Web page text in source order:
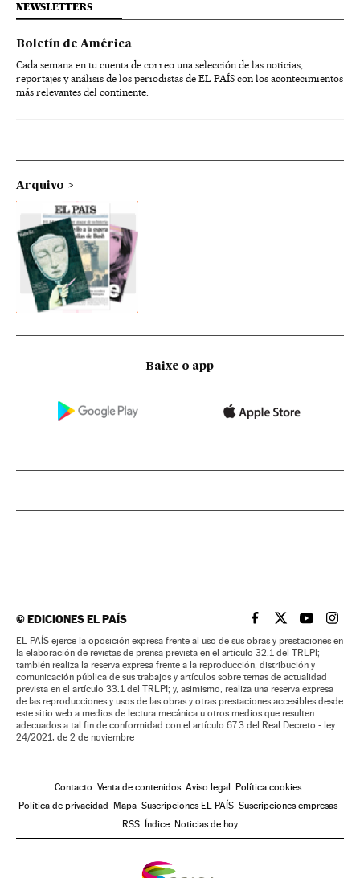
NEWSLETTERS
Boletín de América
Cada semana en tu cuenta de correo una selección de las noticias,
reportajes y análisis de los periodistas de EL PAÍS con los acontecimientos
más relevantes del continente.
Arquivo
Baixe o app
©EDICIONES EL PAÍS EL PAÍS BRASIL EN
EL PAÍSEL PAÍS
EL
EL PAÍS ejerce la oposición expresa frente al uso de sus obras y prestaciones en
la elaboración de revistas de prensa prevista en el artículo 32.1 del TRLPI;
también realiza la reserva expresa frente a la reproducción, distribución y
comunicación pública de sus trabajos y artículos sobre temas de actualidad
prevista en el artículo 33.1 del TRLPI; y, asimismo, realiza una reserva expresa
de las reproducciones y usos de las obras y otras prestaciones accesibles desde
este sitio web a medios de lectura mecánica u otros medios que resulten
adecuados a tal fin de conformidad con el artículo 67.3 del Real Decreto - ley
24/2021, de 2 de noviembre
Contacto Venta de contenidos Aviso legal Política cookies
Política de privacidad Mapa Suscripciones EL PAÍS Suscripciones empresas
RSS Índice Noticias de hoy